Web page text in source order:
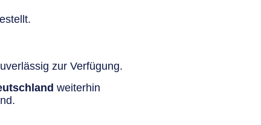
zur Verfügung.
weiterhin